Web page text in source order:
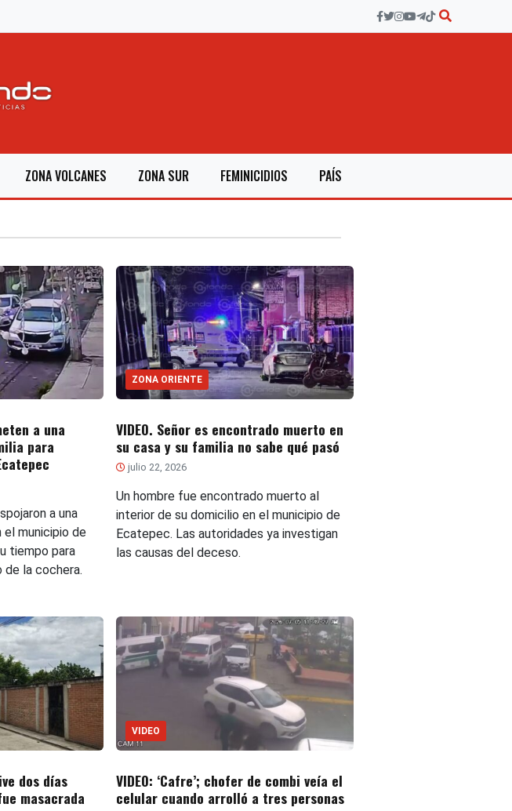
ZONA VOLCANES ZONA SUR FEMINICIDIOS PAÍS
a una
para
a una
el municipio de
tiempo para
de la cochera.
ZONA ORIENTE
VIDEO. Señor es encontrado muerto en
su casa y su familia no sabe qué pasó
julio 22, 2026
Un hombre fue encontrado muerto al
interior de su domicilio en el municipio de
Ecatepec. Las autoridades ya investigan
las causas del deceso.
dos días
masacrada
VIDEO
VIDEO: ‘Cafre’; chofer de combi veía el
celular cuando arrolló a tres personas